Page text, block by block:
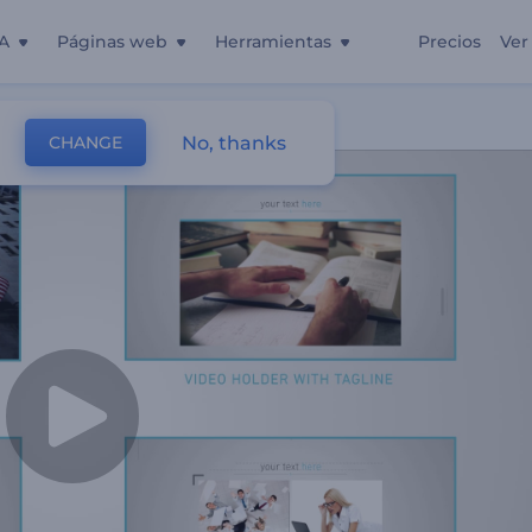
Páginas web Herramientas Precios Ver
CHANGE No, thanks